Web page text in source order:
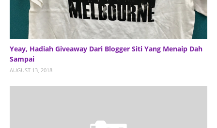
Yeay, Hadiah Giveaway Dari Blogger Siti Yang Menaip Dah
Sampai
AUGUST 13, 2018